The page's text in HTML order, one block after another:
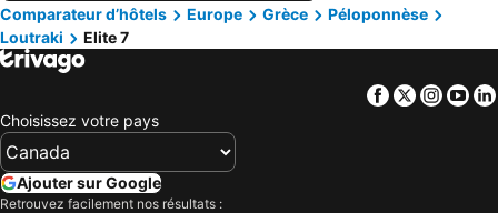
Comparateur d’hôtels
Europe Grèce
Péloponnèse
Loutraki
Elite 7
Facebook
Twitter
Choisissez votre pays
Ajouter sur Google
Retrouvez facilement nos résultats :